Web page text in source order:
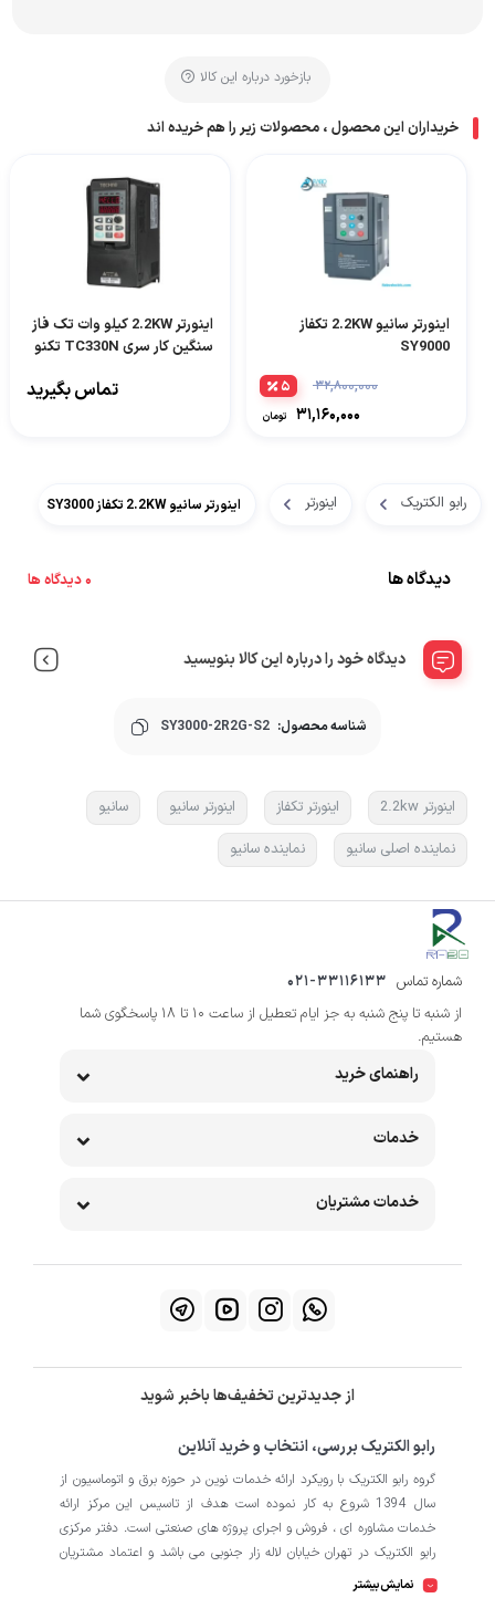
بازخورد درباره این کالا
خریداران این محصول ، محصولات زیر را هم خریده اند
اینورتر سانیو 2.2KW تکفاز
SY9000
۳۲,۸۰۰,۰۰۰
۳۱,۱۶۰,۰۰۰ تومان
۵
اینورتر 2.2KW کیلو وات تک فاز
سنگین کار سری TC330N تکنو
تماس بگیرید
رابو الکتریک اینورتر اینورتر سانیو 2.2KW تکفاز SY3000
دیدگاه ها 0 دیدگاه ها
دیدگاه خود را درباره این کالا بنویسید
شناسه محصول: SY3000-2R2G-S2
اینورتر 2.2kw اینورتر تکفاز اینورتر سانیو
سانیو
نماینده اصلی سانیو
نماینده سانیو
شماره تماس 021-33116133
از شنبه تا پنج شنبه به جز ایام تعطیل از ساعت 10 تا 18 پاسخگوی شما
هستیم.
راهنمای خرید
خدمات
خدمات مشتریان
از جدیدترین تخفیف‌ها باخبر شوید
رابو الکتریک بررسی، انتخاب و خرید آنلاین
گروه رابو الکتریک با رویکرد ارائه خدمات نوین در حوزه برق و اتوماسیون از
سال 1394 شروع به کار نموده است هدف از تاسیس این مرکز ارائه
خدمات مشاوره ای ، فروش و اجرای پروژه های صنعتی است. دفتر مرکزی
رابو الکتریک در تهران خیابان لاله زار جنوبی می باشد و اعتماد مشتریان
باعث افتتاح شعبه دوم و کارگاه تابلو سازی نیز در منطقه صنعتی کمالشهر
نمایش بیشتر